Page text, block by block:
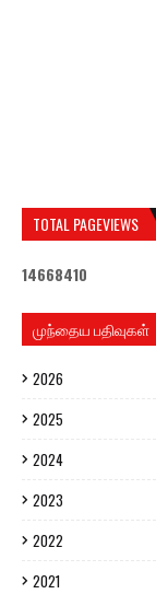
TOTAL PAGEVIEWS
14668410
முந்தைய பதிவுகள்
2026
2025
2024
2023
2022
2021